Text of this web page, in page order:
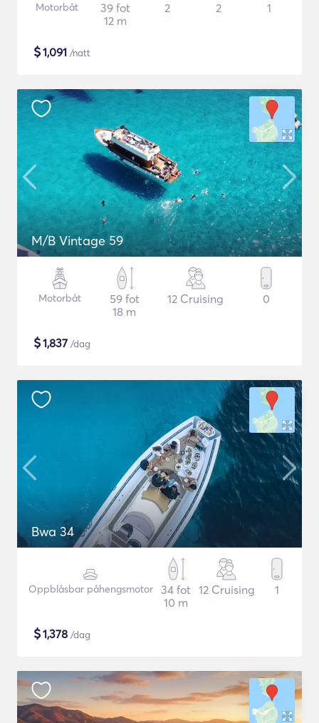
Motorbåt
39 fot
12 m
2 2 1
$1,091 /natt
M/B Vintage 59
Motorbåt
59 fot
18 m
12 Cruising 0
$1,837 /dag
Bwa 34
Oppblåsbar påhengsmotor
34 fot
10 m
12 Cruising 1
$1,378 /dag